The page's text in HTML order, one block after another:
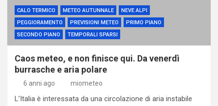
CALO TERMICO METEO AUTUNNALE
NEVE ALPI
PEGGIORAMENTO
PREVISIONI METEO
PRIMO PIANO
SECONDO PIANO
TEMPORALI SPARSI
Caos meteo, e non finisce qui. Da venerdì
burrasche e aria polare
6 anni ago miometeo
L’Italia è interessata da una circolazione di aria instabile